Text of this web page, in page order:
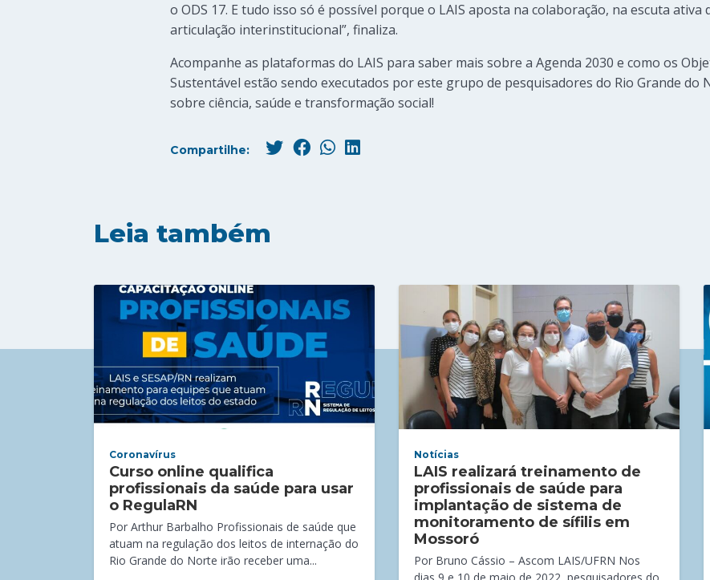
o ODS 17. E tudo isso só é possível porque o LAIS aposta na colaboração, na escuta
articulação interinstitucional”, finaliza.
Acompanhe as plataformas do LAIS para saber mais sobre a Agenda 2030 e como os
Sustentável estão sendo executados por este grupo de pesquisadores do Rio Grande do
sobre ciência, saúde e transformação social!
Compartilhe:
Leia também
Coronavírus
Curso online qualifica
profissionais da saúde para usar
o RegulaRN
Por Arthur Barbalho Profissionais de saúde que
atuam na regulação dos leitos de internação do
Rio Grande do Norte irão receber uma...
Notícias
LAIS realizará treinamento de
profissionais de saúde para
implantação de sistema de
monitoramento de sífilis em
Mossoró
Por Bruno Cássio – Ascom LAIS/UFRN Nos